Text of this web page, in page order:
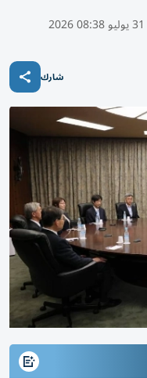
31 يوليو 08:38 2026
شارك